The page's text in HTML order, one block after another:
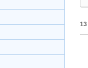
13